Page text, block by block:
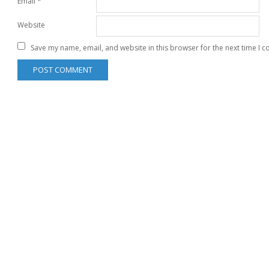
Website
Save my name, email, and website in this browser for the next time I